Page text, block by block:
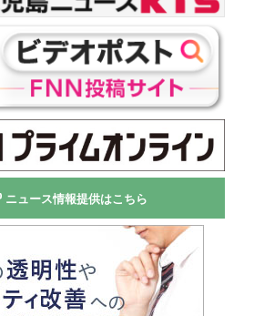
ニュース情報提供はこちら